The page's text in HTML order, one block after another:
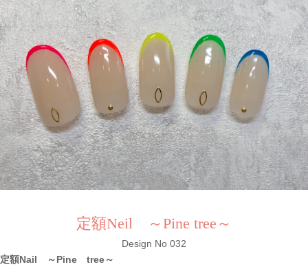
定額Neil ～Pine tree～
Design No 032
定額Nail ～Pine tree～